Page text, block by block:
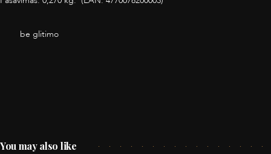
be glitimo
You may also like